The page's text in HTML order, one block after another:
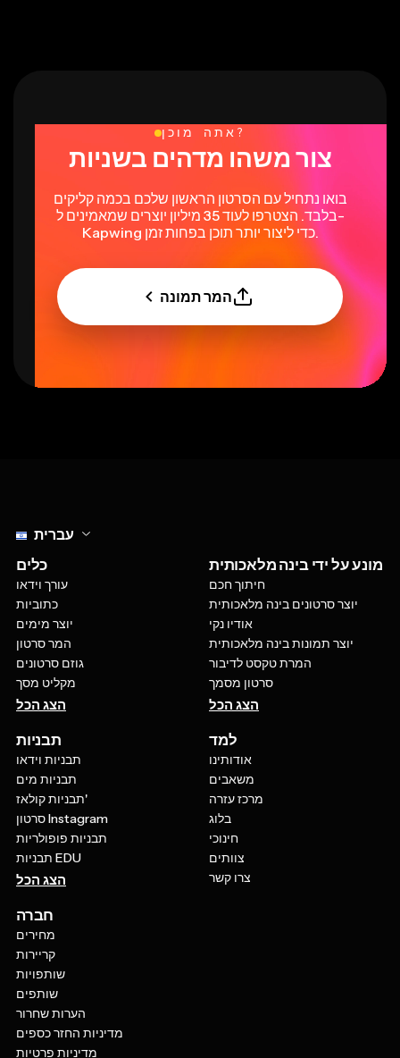
אתה מוכן?
צור משהו מדהים בשניות
בואו נתחיל עם הסרטון הראשון שלכם בכמה קליקים
בלבד. הצטרפו לעוד 35 מיליון יוצרים שמאמינים ל-
Kapwing כדי ליצור יותר תוכן בפחות זמן.
המר תמונה
עברית
כלים
עורך וידאו
כתוביות
יוצר מימים
המר סרטון
גוזם סרטונים
מקליט מסך
הצג הכל
מונע על ידי בינה מלאכותית
חיתוך חכם
יוצר סרטונים בינה מלאכותית
אודיו נקי
יוצר תמונות בינה מלאכותית
המרת טקסט לדיבור
סרטון מסמך
הצג הכל
תבניות
תבניות וידאו
תבניות מים
תבניות קולאז'
סרטון Instagram
תבניות פופולריות
תבניות EDU
הצג הכל
למד
אודותינו
משאבים
מרכז עזרה
בלוג
חינוכי
צוותים
צרו קשר
חברה
מחירים
קריירות
שותפויות
שותפים
הערות שחרור
מדיניות החזר כספים
מדיניות פרטיות